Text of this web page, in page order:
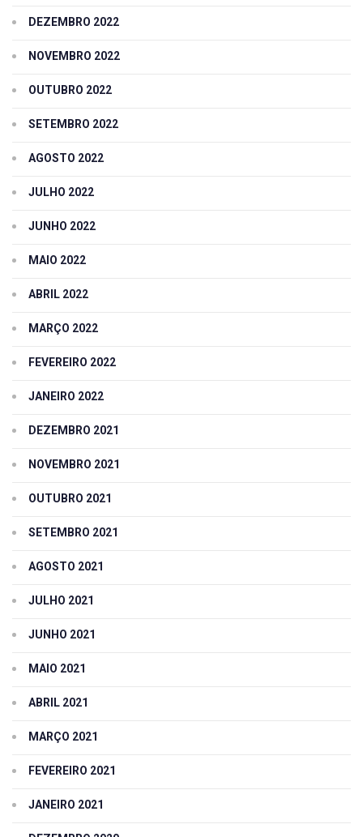
DEZEMBRO 2022
NOVEMBRO 2022
OUTUBRO 2022
SETEMBRO 2022
AGOSTO 2022
JULHO 2022
JUNHO 2022
MAIO 2022
ABRIL 2022
MARÇO 2022
FEVEREIRO 2022
JANEIRO 2022
DEZEMBRO 2021
NOVEMBRO 2021
OUTUBRO 2021
SETEMBRO 2021
AGOSTO 2021
JULHO 2021
JUNHO 2021
MAIO 2021
ABRIL 2021
MARÇO 2021
FEVEREIRO 2021
JANEIRO 2021